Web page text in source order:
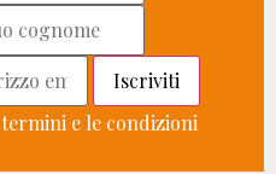
e le condizioni